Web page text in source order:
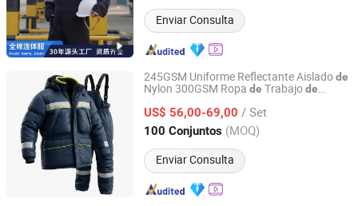
Enviar Consulta
245GSM Uniforme Reflectante Aisladode
Nylon 300GSM Ropa de Trabajode
Color Pesado y Seguro
US$ 56,00-69,00 / Set
100 Conjuntos (MOQ)
Enviar Consulta
Handan Kaixin Clothing Products Co., Ltd.
Hebei, China Desde 2026